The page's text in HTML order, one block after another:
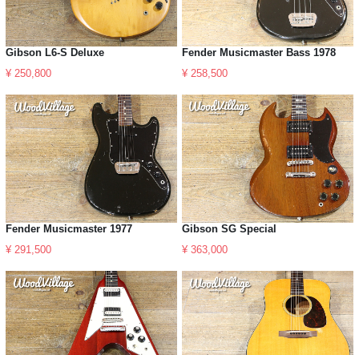
Gibson L6-S Deluxe
¥ 250,800
Fender Musicmaster Bass 1978
¥ 258,500
Fender Musicmaster 1977
¥ 291,500
Gibson SG Special
¥ 363,000